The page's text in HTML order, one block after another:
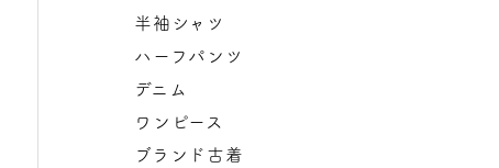
半袖シャツ
ハーフパンツ
デニム
ワンピース
ブランド古着